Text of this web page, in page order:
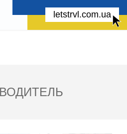
letstrvl.com.ua